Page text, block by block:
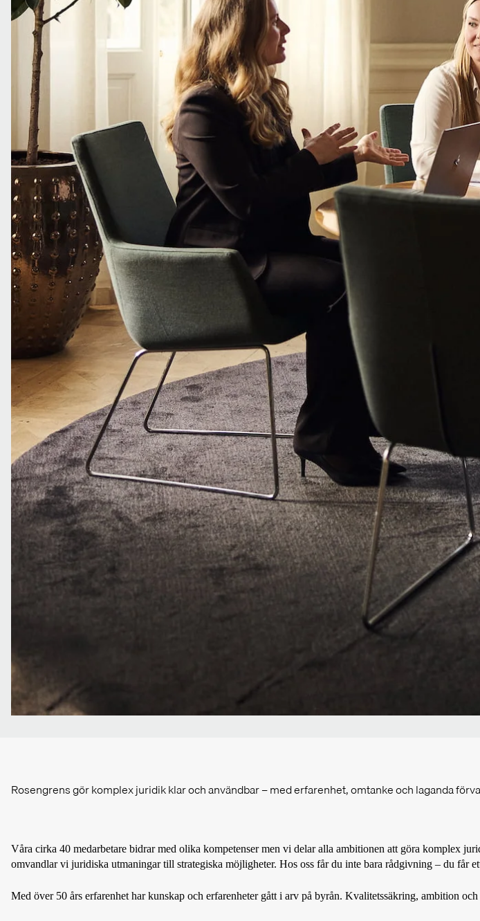
Rosengrens gör komplex juridik klar och användbar – med erfarenhet, omtanke och laganda
Våra cirka 40 medarbetare bidrar med olika kompetenser men vi delar alla ambitionen att göra komplex
omvandlar vi juridiska utmaningar till strategiska möjligheter. Hos oss får du inte bara rådgivning – du får
Med över 50 års erfarenhet har kunskap och erfarenheter gått i arv på byrån. Kvalitetssäkring, ambition